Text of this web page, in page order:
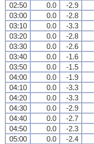
02:50
0.0 -2.9
03:00
0.0 -2.8
03:10
0.0 -3.3
03:20
0.0 -2.8
03:30
0.0 -2.6
03:40
0.0 -1.6
03:50
0.0 -1.5
04:00
0.0 -1.9
04:10
0.0 -3.3
04:20
0.0 -3.3
04:30
0.0 -2.9
04:40
0.0 -2.7
04:50
0.0 -2.3
05:00
0.0 -2.4